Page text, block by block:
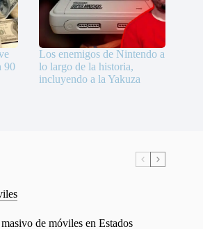
90
Los enemigos de Nintendo a
lo largo de la historia,
incluyendo a la Yakuza
de móviles en Estados